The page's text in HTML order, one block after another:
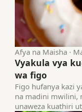
Afya na Maisha ·
Vyakula vya
wa figo
Figo hufanya kazi
na madini mwilini,
unaweza kuathiri